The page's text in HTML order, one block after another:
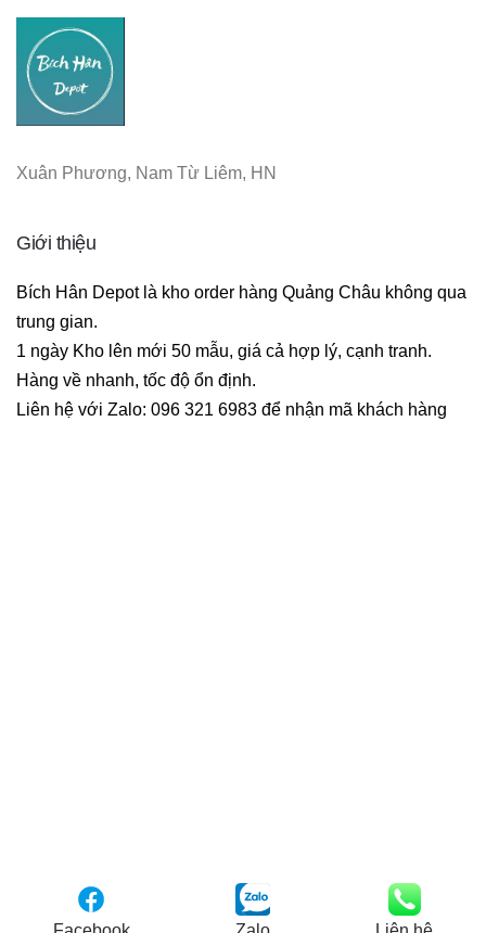
Xuân Phương, Nam Từ Liêm, HN
Giới thiệu
Bích Hân Depot là kho order hàng Quảng Châu không qua
trung gian.
1 ngày Kho lên mới 50 mẫu, giá cả hợp lý, cạnh tranh.
Hàng về nhanh, tốc độ ổn định.
Liên hệ với Zalo: 096 321 6983 để nhận mã khách hàng